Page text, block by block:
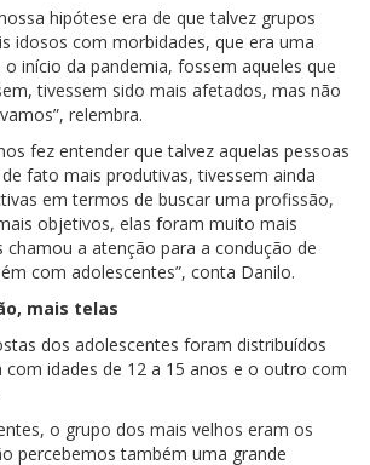
hipótese era de que talvez grupos
idosos com morbidades, que era uma
início da pandemia, fossem aqueles que
tivessem sido mais afetados, mas não
relembra.
fez entender que talvez aquelas pessoas
fato mais produtivas, tivessem ainda
em termos de buscar uma profissão,
objetivos, elas foram muito mais
chamou a atenção para a condução de
com adolescentes”, conta Danilo.
mais telas
dos adolescentes foram distribuídos
com idades de 12 a 15 anos e o outro com
o grupo dos mais velhos eram os
percebemos também uma grande